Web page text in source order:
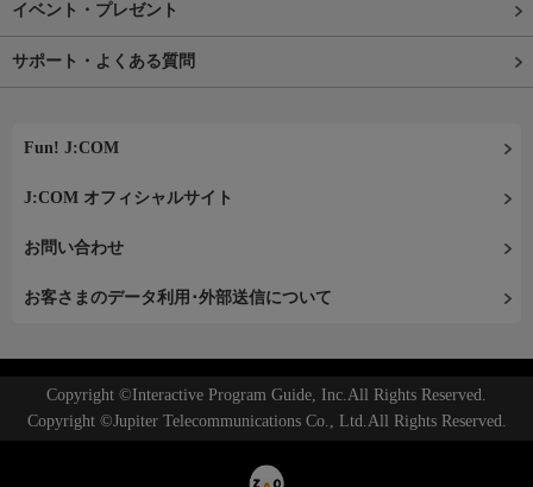
イベント・プレゼント
サポート・よくある質問
Fun! J:COM
J:COM オフィシャルサイト
お問い合わせ
お客さまのデータ利用･外部送信について
Copyright ©Interactive Program Guide, Inc.All Rights Reserved.
Copyright ©Jupiter Telecommunications Co., Ltd.All Rights Reserved.